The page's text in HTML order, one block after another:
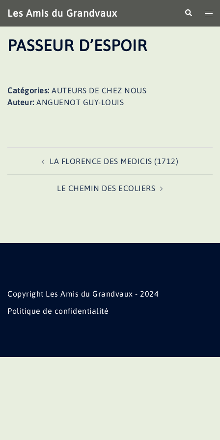
au
contenu
Les Amis du Grandvaux
le
PASSEUR D’ESPOIR
Catégories: AUTEURS DE CHEZ NOUS
Auteur: ANGUENOT GUY-LOUIS
d’articleLA FLORENCE DES MEDICIS (1712)
LE CHEMIN DES ECOLIERS
Copyright Les Amis du Grandvaux - 2024
Politique de confidentialité